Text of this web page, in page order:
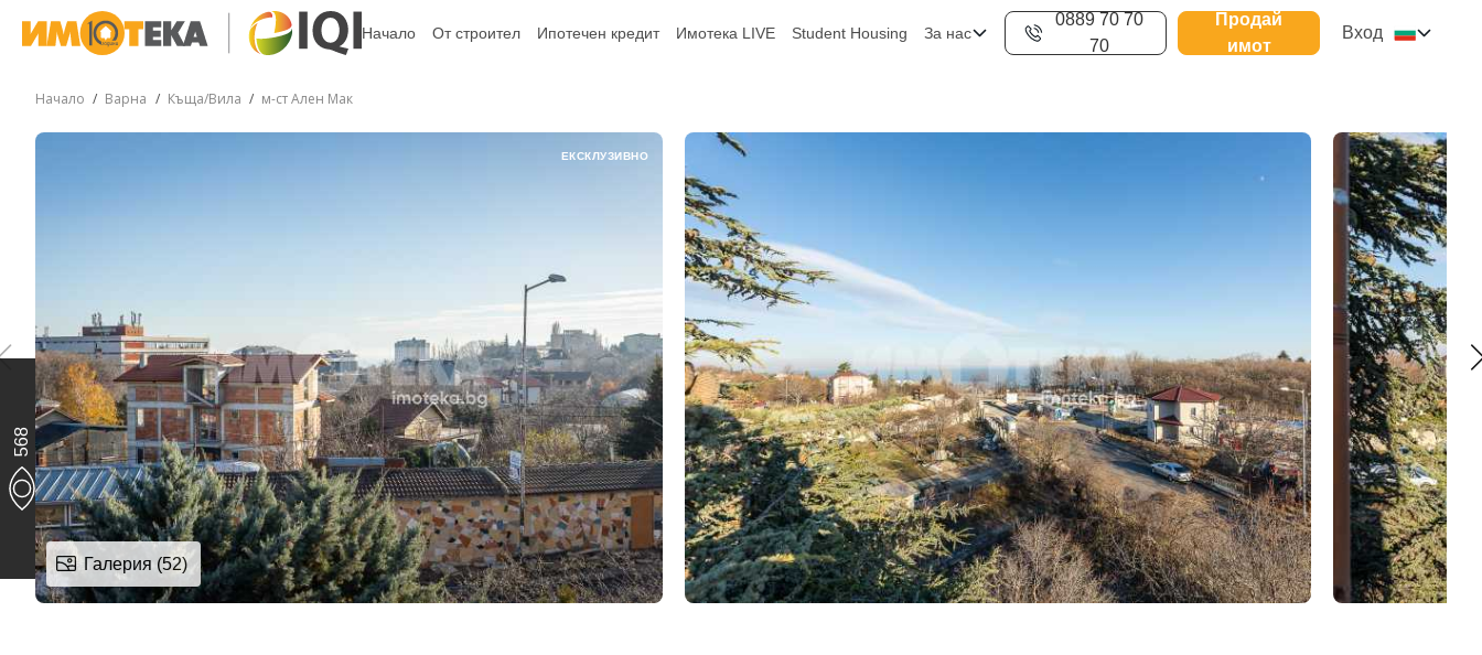
Начало От строител Ипотечен кредит Имотека LIVE Student Housing За нас
0889 70 70
70
Продай
имот
Вход
Начало Варна Къща/Вила м-ст Ален Мак
568
ЕКСКЛУЗИВНО
Галерия (52)